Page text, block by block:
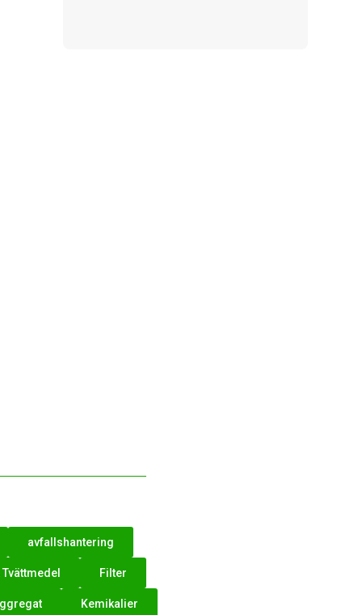
avfallshantering
Tvättmedel Filter
Kemikalier